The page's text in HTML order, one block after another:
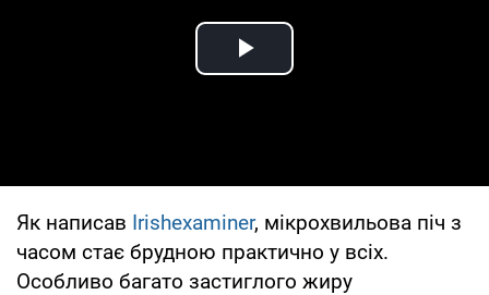
Play Video
Як написав Іrishexaminer, мікрохвильова піч з
часом стає брудною практично у всіх.
Особливо багато застиглого жиру